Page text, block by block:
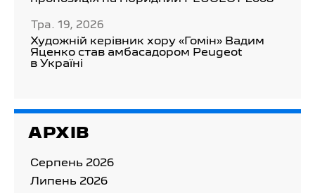
Тра. 19, 2026
Художній керівник хору «Гомін» Вадим
Яценко став амбасадором Peugeot
в Україні
АРХІВ
Серпень 2026
Липень 2026